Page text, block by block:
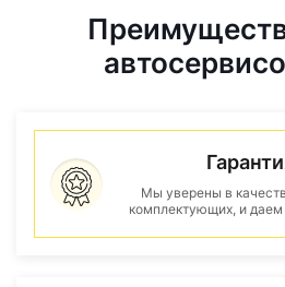
Мы уверены в
комплектующих, и даем